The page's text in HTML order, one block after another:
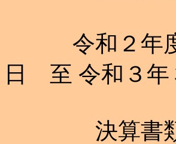
和２年度 決
日 至 令和３年
算書